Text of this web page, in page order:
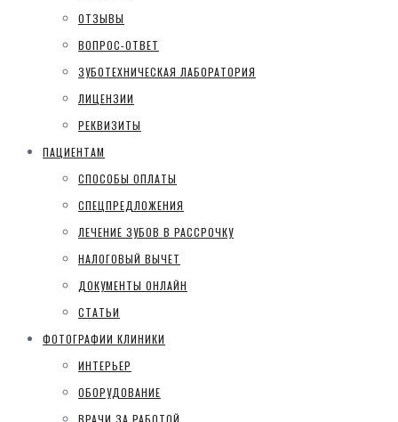
ОТЗЫВЫ
ВОПРОС-ОТВЕТ
ЗУБОТЕХНИЧЕСКАЯ ЛАБОРАТОРИЯ
ЛИЦЕНЗИИ
РЕКВИЗИТЫ
ПАЦИЕНТАМ
СПОСОБЫ ОПЛАТЫ
СПЕЦПРЕДЛОЖЕНИЯ
ЛЕЧЕНИЕ ЗУБОВ В РАССРОЧКУ
НАЛОГОВЫЙ ВЫЧЕТ
ДОКУМЕНТЫ ОНЛАЙН
СТАТЬИ
ФОТОГРАФИИ КЛИНИКИ
ИНТЕРЬЕР
ОБОРУДОВАНИЕ
ВРАЧИ ЗА РАБОТОЙ